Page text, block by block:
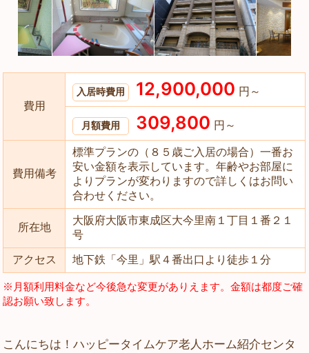
費用
入居時費用 12,900,000 円～
月額費用 309,800 円～
費用備考
標準プランの（８５歳ご入居の場合）一番お
安い金額を表示しています。年齢やお部屋に
よりプランが変わりますので詳しくはお問い
合わせください。
所在地
大阪府大阪市東成区大今里南１丁目１番２１
号
アクセス 地下鉄「今里」駅４番出口より徒歩１分
※月額利用料金など今後急な変更がありえます。金額は都度ご確
認お願い致します。
こんにちは！ハッピータイムケア老人ホーム紹介センタ